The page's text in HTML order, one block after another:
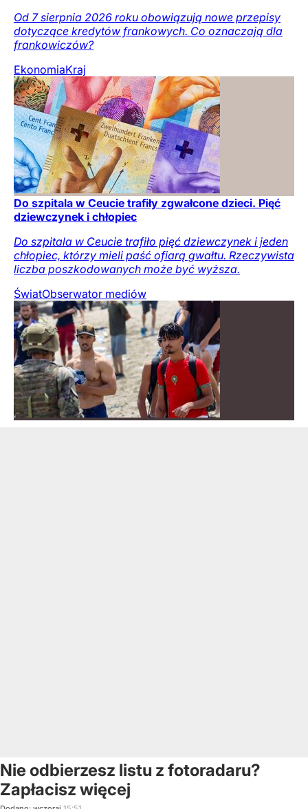
Od 7 sierpnia 2026 roku obowiązują nowe przepisy
dotyczące kredytów frankowych. Co oznaczają dla
frankowiczów?
EkonomiaKraj
Do szpitala w Ceucie trafiły zgwałcone dzieci. Pięć
dziewczynek i chłopiec
Do szpitala w Ceucie trafiło pięć dziewczynek i jeden
chłopiec, którzy mieli paść ofiarą gwałtu. Rzeczywista
liczba poszkodowanych może być wyższa.
ŚwiatObserwator mediów
Nie odbierzesz listu z fotoradaru?
Zapłacisz więcej